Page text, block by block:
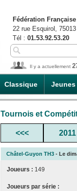
Classique Jeunes
Fédération
22 rue Esquirol,
Tél : 01.53.92.53.20
Il y a actuellement
Tournois et
<<< 2011
Châtel-Guyon TH3 - Le
Joueurs : 149
Joueurs par série :